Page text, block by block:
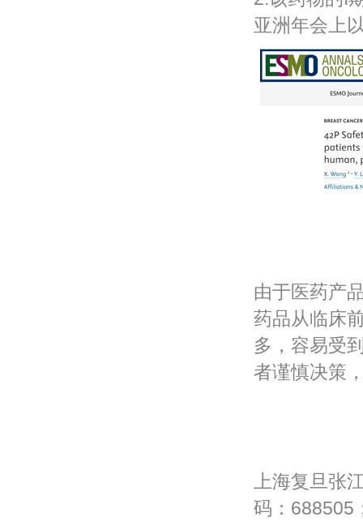
亚洲年会上
由于医药产
药品从临床
多，容易受
者谨慎决策
上海复旦张
码：688505